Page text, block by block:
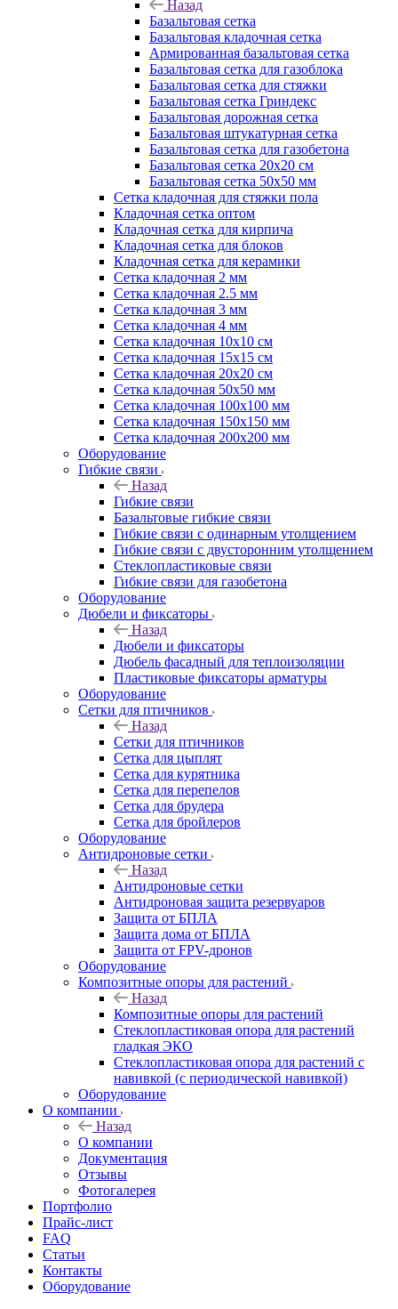
Назад
Базальтовая сетка
Базальтовая кладочная сетка
Армированная базальтовая сетка
Базальтовая сетка для газоблока
Базальтовая сетка для стяжки
Базальтовая сетка Гриндекс
Базальтовая дорожная сетка
Базальтовая штукатурная сетка
Базальтовая сетка для газобетона
Базальтовая сетка 20x20 см
Базальтовая сетка 50x50 мм
Сетка кладочная для стяжки пола
Кладочная сетка оптом
Кладочная сетка для кирпича
Кладочная сетка для блоков
Кладочная сетка для керамики
Сетка кладочная 2 мм
Сетка кладочная 2.5 мм
Сетка кладочная 3 мм
Сетка кладочная 4 мм
Сетка кладочная 10x10 см
Сетка кладочная 15x15 см
Сетка кладочная 20x20 см
Сетка кладочная 50x50 мм
Сетка кладочная 100x100 мм
Сетка кладочная 150x150 мм
Сетка кладочная 200x200 мм
Оборудование
Гибкие связи
Назад
Гибкие связи
Базальтовые гибкие связи
Гибкие связи с одинарным утолщением
Гибкие связи с двусторонним утолщением
Стеклопластиковые связи
Гибкие связи для газобетона
Оборудование
Дюбели и фиксаторы
Назад
Дюбели и фиксаторы
Дюбель фасадный для теплоизоляции
Пластиковые фиксаторы арматуры
Оборудование
Сетки для птичников
Назад
Сетки для птичников
Сетка для цыплят
Сетка для курятника
Сетка для перепелов
Сетка для брудера
Сетка для бройлеров
Оборудование
Антидроновые сетки
Назад
Антидроновые сетки
Антидроновая защита резервуаров
Защита от БПЛА
Защита дома от БПЛА
Защита от FPV-дронов
Оборудование
Композитные опоры для растений
Назад
Композитные опоры для растений
Стеклопластиковая опора для растений
гладкая ЭКО
Стеклопластиковая опора для растений с
навивкой (с периодической навивкой)
Оборудование
О компании
Назад
О компании
Документация
Отзывы
Фотогалерея
Портфолио
Прайс-лист
FAQ
Статьи
Контакты
Оборудование